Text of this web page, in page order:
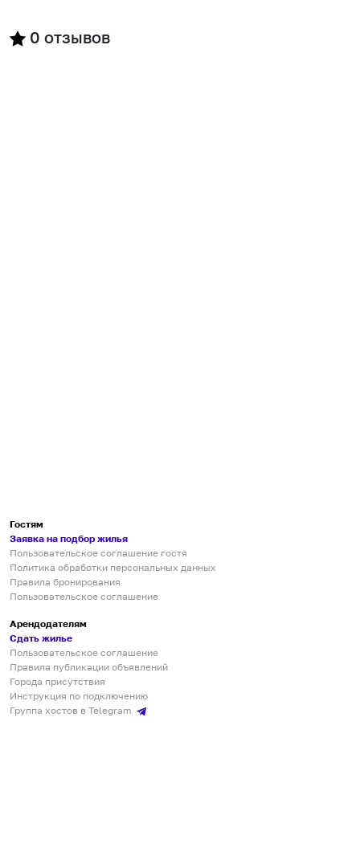
0 отзывов
Гостям
Заявка на подбор жилья
Пользовательское соглашение гостя
Политика обработки персональных данных
Правила бронирования
Пользовательское соглашение
Арендодателям
Сдать жилье
Пользовательское соглашение
Правила публикации объявлений
Города присутствия
Инструкция по подключению
Группа хостов в Telegram